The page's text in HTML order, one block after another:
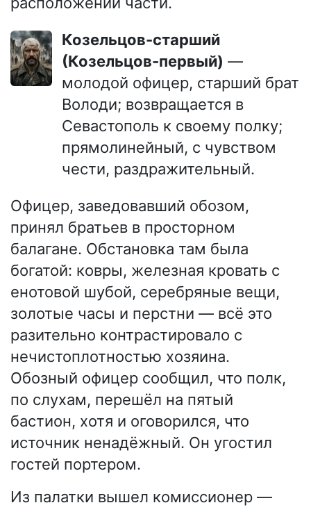
Козельцов-старший
(Козельцов-первый) —
молодой офицер, старший брат
Володи; возвращается в
Севастополь к своему полку;
прямолинейный, с чувством
чести, раздражительный.
Офицер, заведовавший обозом,
принял братьев в просторном
балагане. Обстановка там была
богатой: ковры, железная кровать с
енотовой шубой, серебряные вещи,
золотые часы и перстни — всё это
разительно контрастировало с
нечистоплотностью хозяина.
Обозный офицер сообщил, что полк,
по слухам, перешёл на пятый
бастион, хотя и оговорился, что
источник ненадёжный. Он угостил
гостей портером.
Из палатки вышел комиссионер —